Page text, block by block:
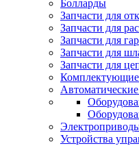
Болларды
Запчасти для
Запчасти для
Запчасти для
Запчасти для
Запчасти для
Комплектующие
Устройства